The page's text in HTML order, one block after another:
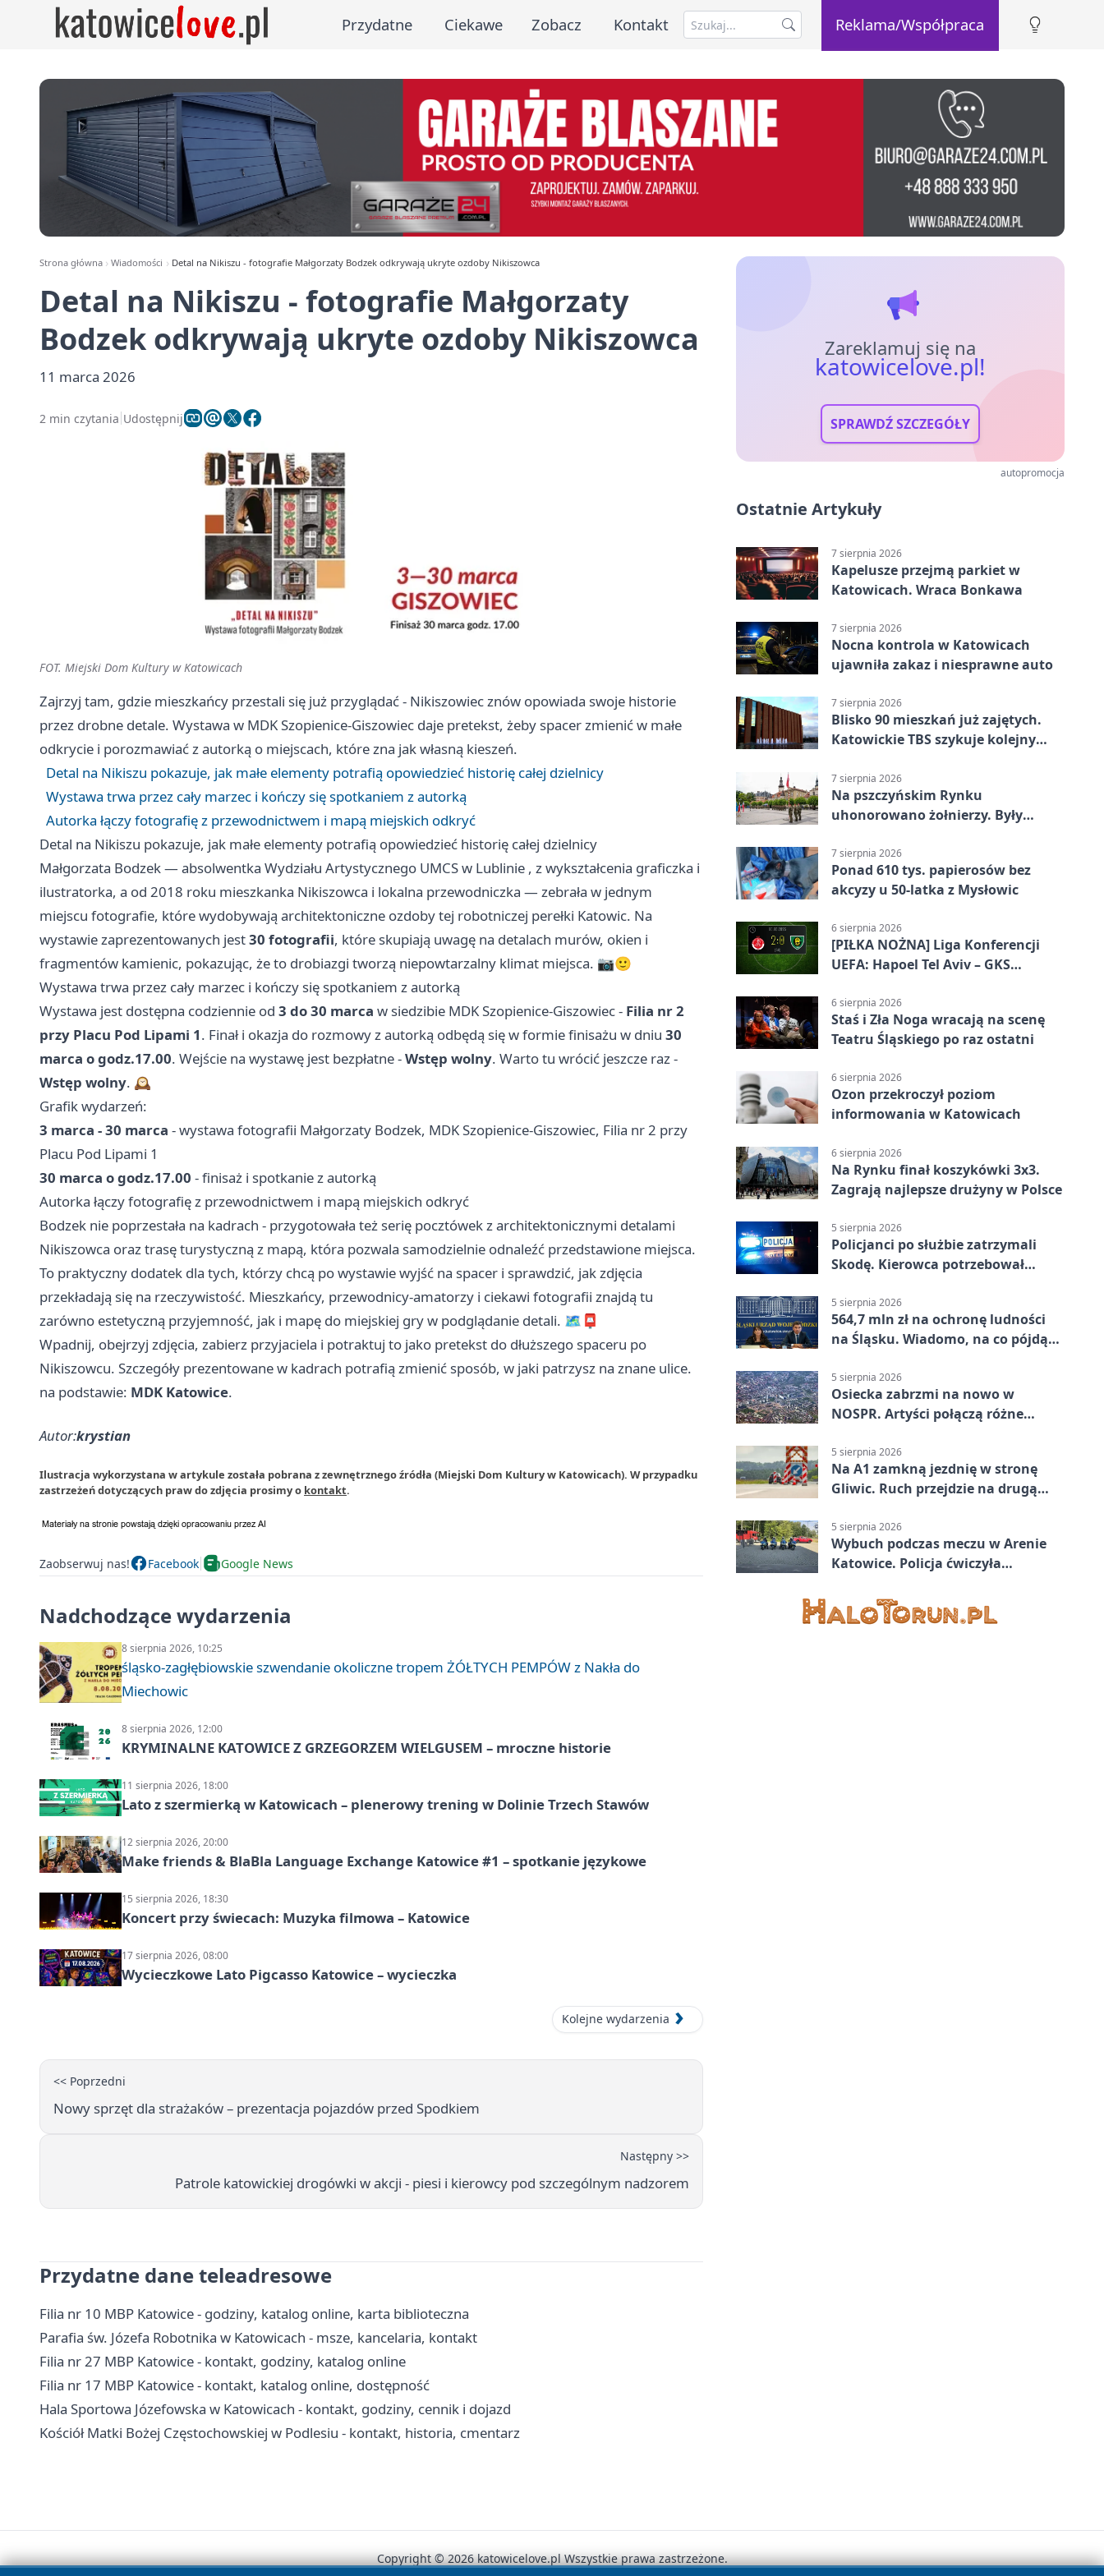
Przydatne Ciekawe Zobacz Kontakt Reklama/Współpraca
Strona główna Wiadomości Detal na Nikiszu - fotografie Małgorzaty Bodzek odkrywają ukryte ozdoby Nikiszowca
Detal na Nikiszu - fotografie Małgorzaty
Bodzek odkrywają ukryte ozdoby Nikiszowca
11 marca 2026
2 min czytania Udostępnij
FOT. Miejski Dom Kultury w Katowicach
Zajrzyj tam, gdzie mieszkańcy przestali się już przyglądać - Nikiszowiec znów opowiada swoje historie
przez drobne detale. Wystawa w MDK Szopienice-Giszowiec daje pretekst, żeby spacer zmienić w małe
odkrycie i porozmawiać z autorką o miejscach, które zna jak własną kieszeń.
Detal na Nikiszu pokazuje, jak małe elementy potrafią opowiedzieć historię całej dzielnicy
Wystawa trwa przez cały marzec i kończy się spotkaniem z autorką
Autorka łączy fotografię z przewodnictwem i mapą miejskich odkryć
Detal na Nikiszu pokazuje, jak małe elementy potrafią opowiedzieć historię całej dzielnicy
Małgorzata Bodzek — absolwentka Wydziału Artystycznego UMCS w Lublinie , z wykształcenia graficzka i
ilustratorka, a od 2018 roku mieszkanka Nikiszowca i lokalna przewodniczka — zebrała w jednym
miejscu fotografie, które wydobywają architektoniczne ozdoby tej robotniczej perełki Katowic. Na
wystawie zaprezentowanych jest30 fotografii, które skupiają uwagę na detalach murów, okien i
fragmentów kamienic, pokazując, że to drobiazgi tworzą niepowtarzalny klimat miejsca. 📷🙂
Wystawa trwa przez cały marzec i kończy się spotkaniem z autorką
Wystawa jest dostępna codziennie od 3 do 30 marca w siedzibie MDK Szopienice-Giszowiec - Filia nr 2
przy Placu Pod Lipami 1. Finał i okazja do rozmowy z autorką odbędą się w formie finisażu w dniu 30
marca o godz.17.00. Wejście na wystawę jest bezpłatne -Wstęp wolny. Warto tu wrócić jeszcze raz -
Wstęp wolny. 🕰️
Grafik wydarzeń:
3 marca - 30 marca - wystawa fotografii Małgorzaty Bodzek, MDK Szopienice-Giszowiec, Filia nr 2 przy
Placu Pod Lipami 1
30 marca o godz.17.00 - finisaż i spotkanie z autorką
Autorka łączy fotografię z przewodnictwem i mapą miejskich odkryć
Bodzek nie poprzestała na kadrach - przygotowała też serię pocztówek z architektonicznymi detalami
Nikiszowca oraz trasę turystyczną z mapą, która pozwala samodzielnie odnaleźć przedstawione miejsca.
To praktyczny dodatek dla tych, którzy chcą po wystawie wyjść na spacer i sprawdzić, jak zdjęcia
przekładają się na rzeczywistość. Mieszkańcy, przewodnicy-amatorzy i ciekawi fotografii znajdą tu
zarówno estetyczną przyjemność, jak i mapę do miejskiej gry w podglądanie detali. 🗺️📮
Wpadnij, obejrzyj zdjęcia, zabierz przyjaciela i potraktuj to jako pretekst do dłuższego spaceru po
Nikiszowcu. Szczegóły prezentowane w kadrach potrafią zmienić sposób, w jaki patrzysz na znane ulice.
na podstawie: MDK Katowice.
Autor:krystian
Ilustracja wykorzystana w artykule została pobrana z zewnętrznego źródła (Miejski Dom Kultury w Katowicach). W przypadku
zastrzeżeń dotyczących praw do zdjęcia prosimy o kontakt.
Zaobserwuj nas! Facebook Google News
Nadchodzące wydarzenia
8 sierpnia 2026, 10:25
śląsko-zagłębiowskie szwendanie okoliczne tropem ŻÓŁTYCH PEMPÓW z Nakła do
Miechowic
8 sierpnia 2026, 12:00
KRYMINALNE KATOWICE Z GRZEGORZEM WIELGUSEM – mroczne historie
11 sierpnia 2026, 18:00
Lato z szermierką w Katowicach – plenerowy trening w Dolinie Trzech Stawów
12 sierpnia 2026, 20:00
Make friends & BlaBla Language Exchange Katowice #1 – spotkanie językowe
15 sierpnia 2026, 18:30
Koncert przy świecach: Muzyka filmowa – Katowice
17 sierpnia 2026, 08:00
Wycieczkowe Lato Pigcasso Katowice – wycieczka
Kolejne wydarzenia
<< Poprzedni
Nowy sprzęt dla strażaków – prezentacja pojazdów przed Spodkiem
Następny >>
Patrole katowickiej drogówki w akcji - piesi i kierowcy pod szczególnym nadzorem
Przydatne dane teleadresowe
Filia nr 10 MBP Katowice - godziny, katalog online, karta biblioteczna
Parafia św. Józefa Robotnika w Katowicach - msze, kancelaria, kontakt
Filia nr 27 MBP Katowice - kontakt, godziny, katalog online
Filia nr 17 MBP Katowice - kontakt, katalog online, dostępność
Hala Sportowa Józefowska w Katowicach - kontakt, godziny, cennik i dojazd
Kościół Matki Bożej Częstochowskiej w Podlesiu - kontakt, historia, cmentarz
Zareklamuj się na
katowicelove.pl!
SPRAWDŹ SZCZEGÓŁY
autopromocja
Ostatnie Artykuły
7 sierpnia 2026
Kapelusze przejmą parkiet w
Katowicach. Wraca Bonkawa
7 sierpnia 2026
Nocna kontrola w Katowicach
ujawniła zakaz i niesprawne auto
7 sierpnia 2026
Blisko 90 mieszkań już zajętych.
Katowickie TBS szykuje kolejny
7 sierpnia 2026
Na pszczyńskim Rynku
uhonorowano żołnierzy. Były
7 sierpnia 2026
Ponad 610 tys. papierosów bez
akcyzy u 50-latka z Mysłowic
6 sierpnia 2026
[PIŁKA NOŻNA] Liga Konferencji
UEFA: Hapoel Tel Aviv – GKS
rundy kwalifikacyjnej
6 sierpnia 2026
Staś i Zła Noga wracają na scenę
Teatru Śląskiego po raz ostatni
6 sierpnia 2026
Ozon przekroczył poziom
informowania w Katowicach
6 sierpnia 2026
Na Rynku finał koszykówki 3x3.
Zagrają najlepsze drużyny w Polsce
5 sierpnia 2026
Policjanci po służbie zatrzymali
Skodę. Kierowca potrzebował
5 sierpnia 2026
564,7 mln zł na ochronę ludności
na Śląsku. Wiadomo, na co pójdą
5 sierpnia 2026
Osiecka zabrzmi na nowo w
NOSPR. Artyści połączą różne
5 sierpnia 2026
Na A1 zamkną jezdnię w stronę
Gliwic. Ruch przejdzie na drugą
5 sierpnia 2026
Wybuch podczas meczu w Arenie
Katowice. Policja ćwiczyła
Copyright © 2026 katowicelove.pl Wszystkie prawa zastrzeżone.